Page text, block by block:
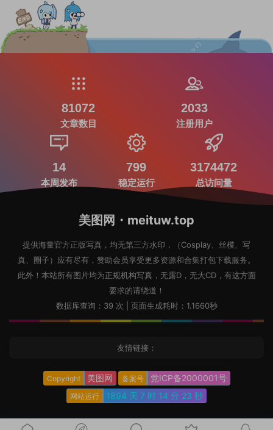
81072
文章数目
2033
注册用户
14
本周发布
799
稳定运行
3174472
总访问量
美图网・meituw.top
提供海量官方正版写真，均无第三方水印，（Cosplay、丝模、写
真、圈子）应有尽有，赞助会员享受更多资源和合集打包下载服务。
此外！本站所有图片均为正规机构写真，无露D，无大CD，有这方面
要求的请绕道！
数据库查询：39 次 | 页面生成耗时：1.1660秒
友情链接：
Copyright 美图网 备案号 党ICP备2000001号
网站运行 1894 天 7 时 14 分 24 秒